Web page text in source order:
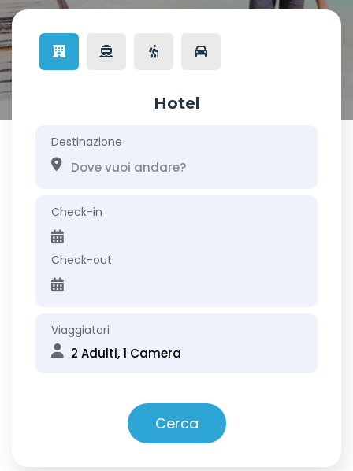
Hotel
Destinazione
Check-in
Check-out
Viaggiatori
2 Adulti, 1 Camera
Cerca